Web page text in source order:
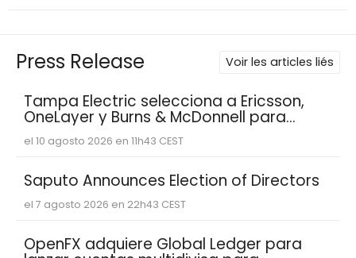
Press Release Voir les articles liés
Tampa Electric selecciona a Ericsson,
OneLayer y Burns & McDonnell para
implementar, gestionar y proteger su
red privada LTE
el 10 agosto 2026 en 11h43 CEST
Saputo Announces Election of Directors
el 7 agosto 2026 en 22h43 CEST
OpenFX adquiere Global Ledger para